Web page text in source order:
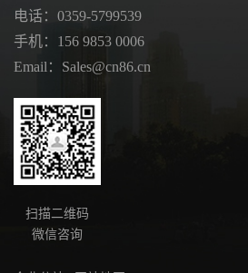
电话：0359-5799539
手机：156 9853 0006
Email：Sales@cn86.cn
扫描二维码
微信咨询